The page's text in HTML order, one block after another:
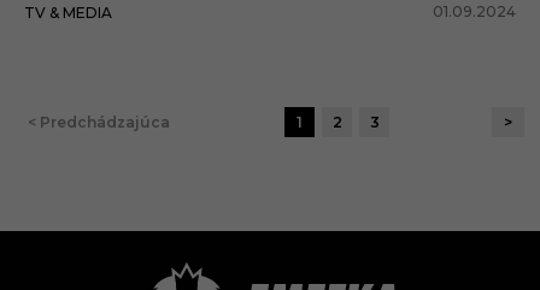
TV & MEDIA 01.09.2024
< Predchádzajúca 1 2 3 >